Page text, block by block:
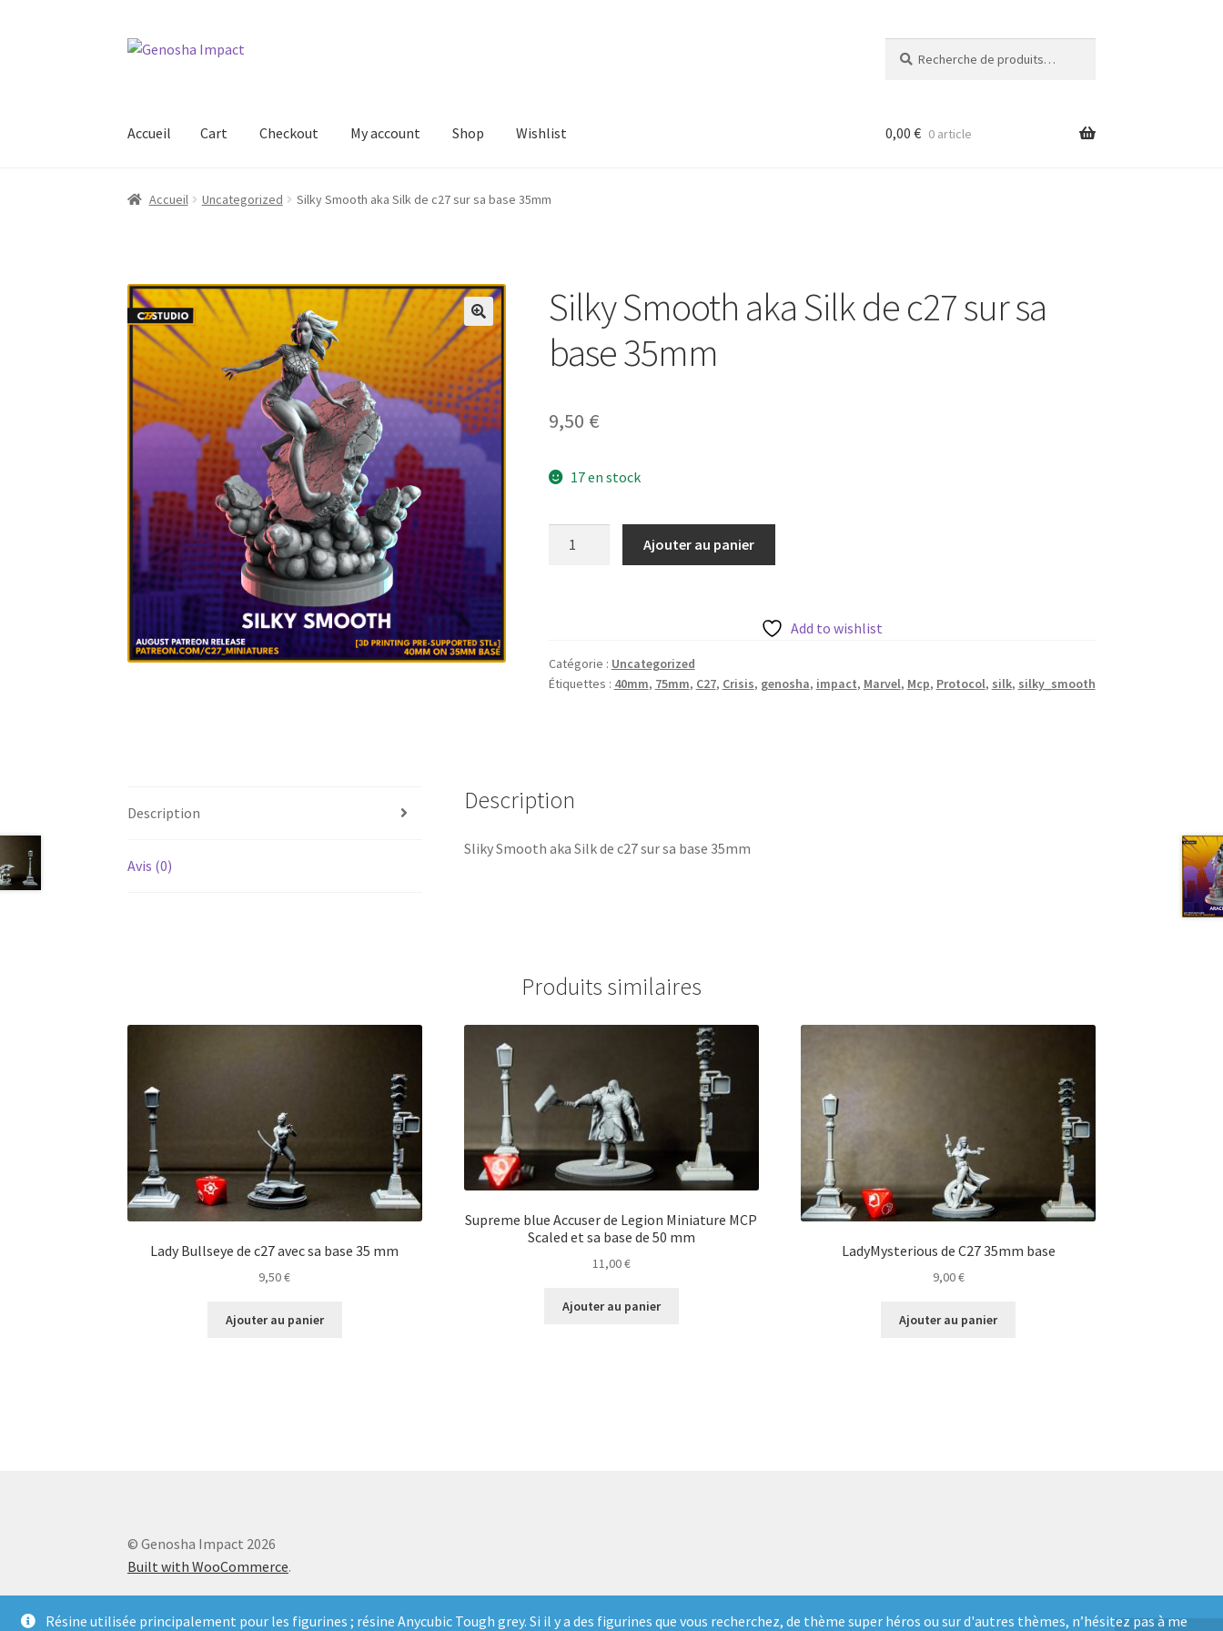
Résine utilisée principalement pour les figurines ; résine Anycubic Tough grey. Si il y a des figurines que vous recherchez, de thème super héros ou sur d'autres thèmes, n’hésitez pas à me
Aller
Aller
pour :
Accueil Cart Checkout My account Shop Wishlist
Accueil Cart Checkout My account Shop Wishlist
0,00 € 0 article
Accueil Uncategorized Silky Smooth aka Silk de c27 sur sa base 35mm
Silky Smooth aka Silk de c27 sur sa
base 35mm
9,50 €
17 en stock
de
c27
Ajouter au panier
Add to wishlist
Catégorie : Uncategorized
Étiquettes : 40mm, 75mm, C27, Crisis, genosha, impact, Marvel, Mcp, Protocol, silk, silky_smooth
Description
Avis (0)
Description
Sliky Smooth aka Silk de c27 sur sa base 35mm
Produits similaires
Lady Bullseye de c27 avec sa base 35 mm
9,50€
Ajouter au panier
Supreme blue Accuser de Legion Miniature MCP
Scaled et sa base de 50 mm
11,00€
Ajouter au panier
LadyMysterious de C27 35mm base
9,00€
Ajouter au panier
© Genosha Impact 2026
Built with WooCommerce.